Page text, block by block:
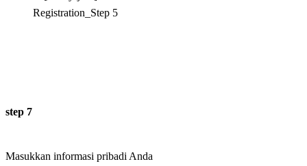
step 7
Masukkan informasi pribadi Anda